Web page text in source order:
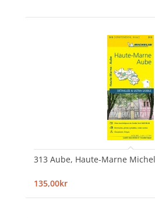
313 Aube, Haute-Marne
135,00kr